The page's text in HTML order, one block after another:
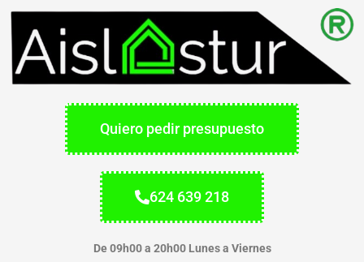
contenido
Quiero pedir presupuesto
624 639 218
De 09h00 a 20h00 Lunes a Viernes